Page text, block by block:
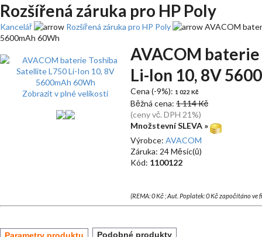
Rozšířená záruka pro HP Poly
Kancelář Rozšířená záruka pro HP Poly
AVACOM
5600mAh 60Wh
Zobrazit v plné velikosti
AVACOM
Li-Ion 10, 8V
Cena (-9%): 1 022 Kč
Běžná cena: 1 114 Kč
(ceny vč. DPH 21%)
Množstevní SLEVA »
Výrobce: AVACOM
Záruka: 24 Měsíc(ů)
Kód: 1100122
(REMA: 0 Kč ; Aut. Poplatek: 0 Kč započítáno
Podobné produkty